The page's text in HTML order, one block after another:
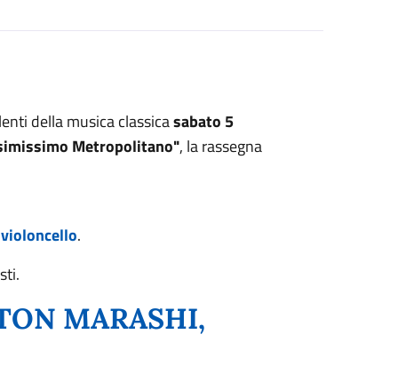
della musica classicasabato 5
Metropolitano", la rassegna
.
MARASHI,